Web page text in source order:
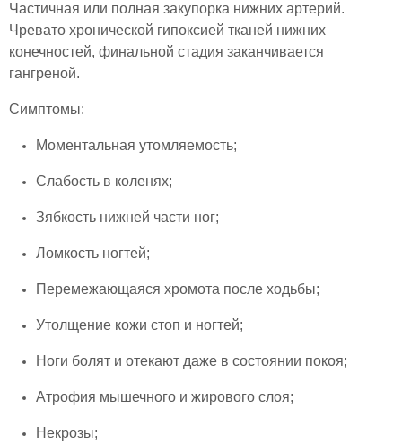
Частичная или полная закупорка нижних артерий.
Чревато хронической гипоксией тканей нижних
конечностей, финальной стадия заканчивается
гангреной.
Симптомы:
Моментальная утомляемость;
Слабость в коленях;
Зябкость нижней части ног;
Ломкость ногтей;
Перемежающаяся хромота после ходьбы;
Утолщение кожи стоп и ногтей;
Ноги болят и отекают даже в состоянии покоя;
Атрофия мышечного и жирового слоя;
Некрозы;